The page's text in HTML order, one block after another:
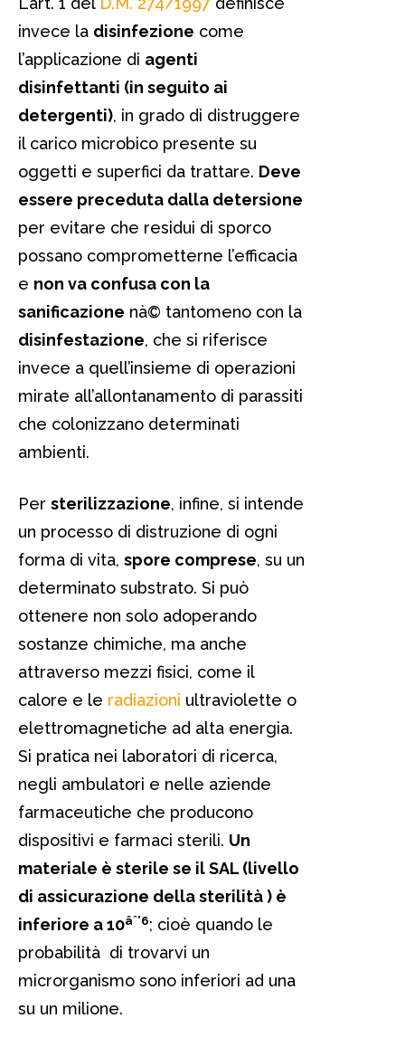
invece la disinfezione come
l’applicazione di agenti
disinfettanti (in seguito ai
detergenti), in grado di distruggere
il carico microbico presente su
oggetti e superfici da trattare. Deve
essere preceduta dalla detersione
per evitare che residui di sporco
possano comprometterne l’efficacia
e non va confusa con la
sanificazione nà© tantomeno con la
disinfestazione, che si riferisce
invece a quell’insieme di operazioni
mirate all’allontanamento di parassiti
che colonizzano determinati
ambienti.
Per sterilizzazione, infine, si intende
un processo di distruzione di ogni
forma di vita, spore comprese, su un
determinato substrato. Si può
ottenere non solo adoperando
sostanze chimiche, ma anche
attraverso mezzi fisici, come il
calore e le radiazioni ultraviolette o
elettromagnetiche ad alta energia.
Si pratica nei laboratori di ricerca,
negli ambulatori e nelle aziende
farmaceutiche che producono
dispositivi e farmaci sterili. Un
materiale è sterile se il SAL (livello
di assicurazione della sterilità ) è
inferiore a 10âˆ’6; cioè quando le
probabilità di trovarvi un
microrganismo sono inferiori ad una
su un milione.